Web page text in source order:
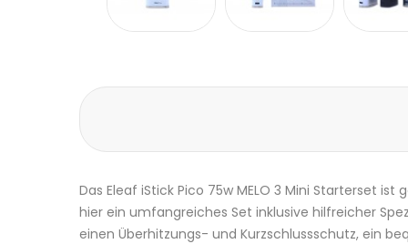
Das Eleaf iStick Pico 75w MELO 3 Mini Starterset ist
hier ein umfangreiches Set inklusive hilfreicher
einen Überhitzungs- und Kurzschlussschutz, ein